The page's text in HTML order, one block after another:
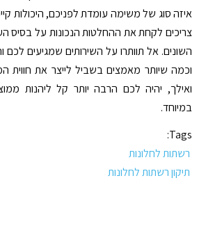
איזה סוג של משימה עומדת לפניכם, היכולות
צריכים לקחת את ההחלטות הנכונות על בסיס
השונים. ‏אל תוותרו על השירותים שמגיעים לכם
וכמה שיותר מאמצים בשביל לייצר את חווית
ואילך, יהיה לכם הרבה יותר קל ליהנות
במיוחד.
Tags:
רשתות לחלונות
תיקון רשתות לחלונות